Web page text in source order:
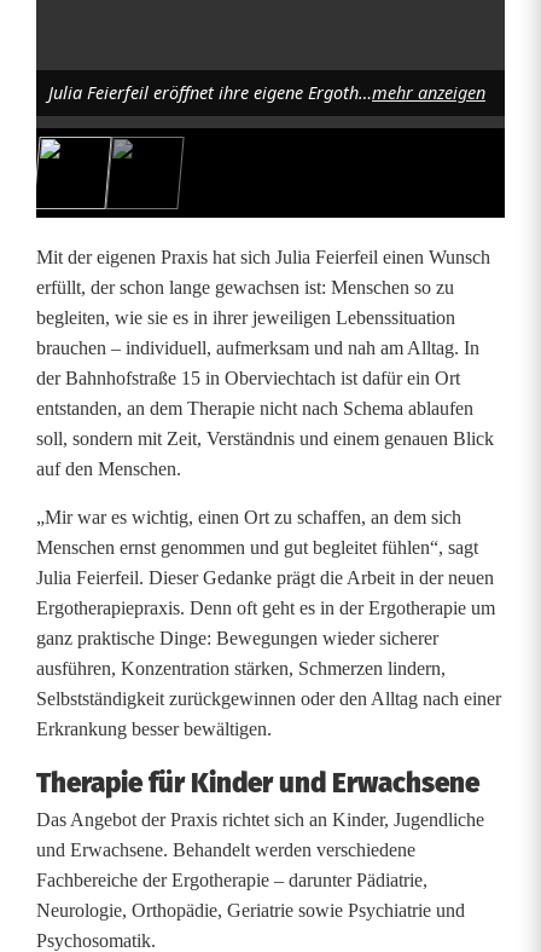
g
w
i
d
e
r
l
e
i
c
h
t
e
r
m
a
c
h
Julia Feierfeil eröffnet ihre eigene Ergotherapiepraxis. Foto: Ergotheraphie Feierfeilmehr anzeigen
Mit der eigenen Praxis hat sich Julia Feierfeil einen Wunsch
erfüllt, der schon lange gewachsen ist: Menschen so zu
begleiten, wie sie es in ihrer jeweiligen Lebenssituation
brauchen – individuell, aufmerksam und nah am Alltag. In
der Bahnhofstraße 15 in Oberviechtach ist dafür ein Ort
entstanden, an dem Therapie nicht nach Schema ablaufen
soll, sondern mit Zeit, Verständnis und einem genauen Blick
auf den Menschen.
„Mir war es wichtig, einen Ort zu schaffen, an dem sich
Menschen ernst genommen und gut begleitet fühlen“, sagt
Julia Feierfeil. Dieser Gedanke prägt die Arbeit in der neuen
Ergotherapiepraxis. Denn oft geht es in der Ergotherapie um
ganz praktische Dinge: Bewegungen wieder sicherer
ausführen, Konzentration stärken, Schmerzen lindern,
Selbstständigkeit zurückgewinnen oder den Alltag nach einer
Erkrankung besser bewältigen.
Therapie für Kinder und Erwachsene
Das Angebot der Praxis richtet sich an Kinder, Jugendliche
und Erwachsene. Behandelt werden verschiedene
Fachbereiche der Ergotherapie – darunter Pädiatrie,
Neurologie, Orthopädie, Geriatrie sowie Psychiatrie und
Psychosomatik.